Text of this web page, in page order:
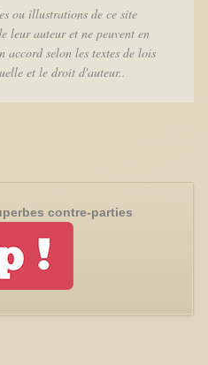
ou illustrations de ce site
leur auteur et ne peuvent en
accord selon les textes de lois
et le droit d'auteur..
contre-parties